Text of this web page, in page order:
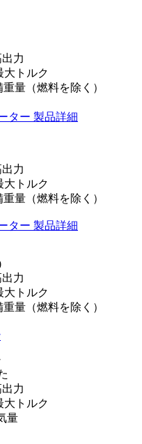
力
大トルク
重量（燃料を除く）
ター 製品詳細
力
大トルク
重量（燃料を除く）
ター 製品詳細
力
大トルク
重量（燃料を除く）
力
大トルク
量